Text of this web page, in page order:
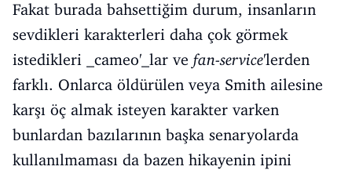
Fakat burada bahsettiğim durum, insanların
sevdikleri karakterleri daha çok görmek
istedikleri _cameo'_lar ve fan-service'lerden
farklı. Onlarca öldürülen veya Smith ailesine
karşı öç almak isteyen karakter varken
bunlardan bazılarının başka senaryolarda
kullanılmaması da bazen hikayenin ipini